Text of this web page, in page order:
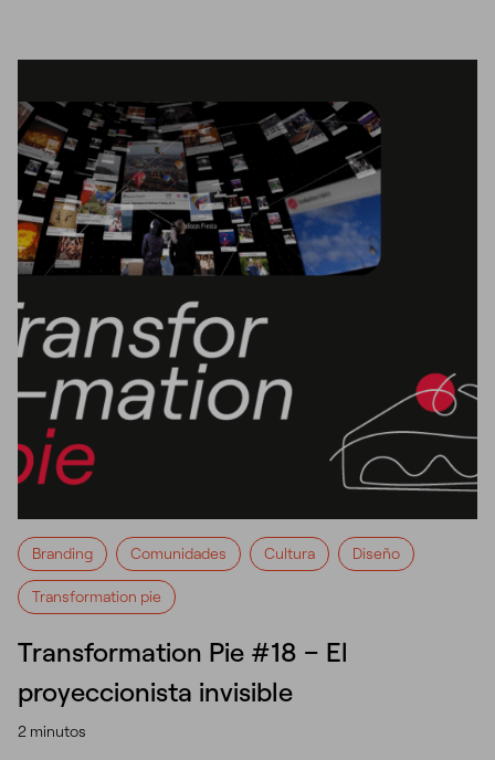
Branding Comunidades Cultura Diseño
Transformation pie
Transformation Pie #18 – El
proyeccionista invisible
2 minutos